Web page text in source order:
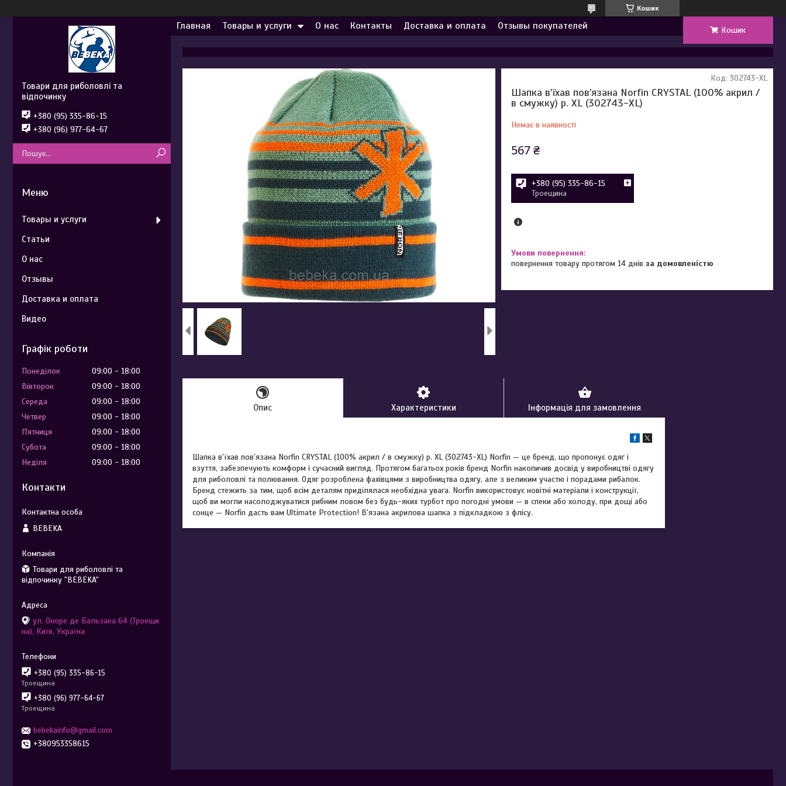
Кошик
Главная Товары и услуги О нас Контакты Доставка и оплата Отзывы покупателей Кошик
Шапка в'їхав пов'язана Norfin CRYSTAL (100% акрил /
в смужку) р. XL (302743-XL)
Немає в наявності
Код: 302743-XL
567 ₴
+380 (95) 335-86-15
Троещина
повернення товару протягом 14 днівза домовленістю
Опис Характеристики Інформація для замовлення
Шапка в'їхав пов'язана Norfin CRYSTAL (100% акрил / в смужку) р. XL (302743-XL) Norfin — це бренд, що пропонує одяг і
взуття, забезпечують комформ і сучасний вигляд. Протягом багатьох років бренд Norfin накопичив досвід у виробництві одягу
для риболовлі та полювання. Одяг розроблена фахівцями з виробництва одягу, але з великим участю і порадами рибалок.
Бренд стежить за тим, щоб всім деталям приділялася необхідна увага. Norfin використовує новітні матеріали і конструкції,
щоб ви могли насолоджуватися рибним ловом без будь-яких турбот про погодні умови — в спеки або холоду, при дощі або
сонце — Norfin дасть вам Ultimate Protection! В'язана акрилова шапка з підкладкою з флісу.
Товари для риболовлі та
відпочинку
+380 (95) 335-86-15
+380 (96) 977-64-67
Товары и услуги
Статьи
О нас
Отзывы
Доставка и оплата
Видео
Графік роботи
Понеділок 09:00
18:00
Вівторок
09:00
18:00
Середа
09:00
18:00
Четвер
09:00
18:00
Пʼятниця
09:00
18:00
Субота
09:00
18:00
Неділя
09:00 18:00
Контакти
BEBEKA
Товари для риболовлі та
відпочинку "BEBEKA"
ул. Оноре де Бальзака 64 (Троещи
на), Київ, Україна
+380 (95) 335-86-15
Троещина
+380 (96) 977-64-67
Троещина
bebekainfo@gmail.com
+380953358615